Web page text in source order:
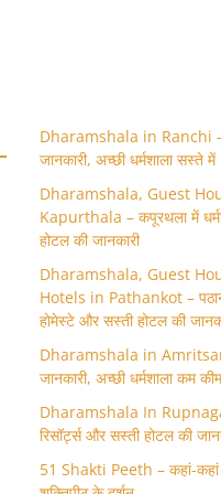
Dharamshala in Ranchi –
जानकारी, अच्छी धर्मशाला सस्ते में
Dharamshala, Guest
Kapurthala – कपूरथला में
होटल की जानकारी
Dharamshala, Guest
Hotels in Pathankot –
होमेस्टे और सस्ती होटल की
Dharamshala in Amritsar
जानकारी, अच्छी धर्मशाला कम
Dharamshala In
रिसॉर्ट्स और सस्ती होटल की
51 Shakti Peeth – कहां-कहां